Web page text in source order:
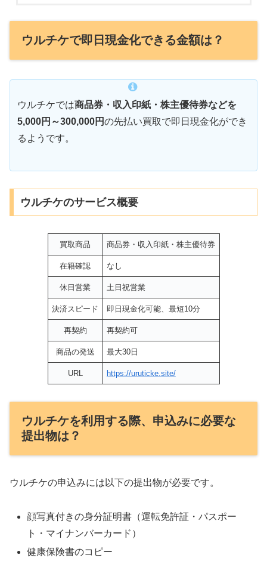
ウルチケで即日現金化できる金額は？
ウルチケでは商品券・収入印紙・株主優待券などを
5,000円～300,000円の先払い買取で即日現金化ができ
るようです。
ウルチケのサービス概要
買取商品 商品券・収入印紙・株主優待券
在籍確認 なし
休日営業 土日祝営業
決済スピード 即日現金化可能、最短10分
再契約 再契約可
商品の発送 最大30日
URL https://uruticke.site/
ウルチケを利用する際、申込みに必要な
提出物は？
ウルチケの申込みには以下の提出物が必要です。
顔写真付きの身分証明書（運転免許証・パスポー
ト・マイナンバーカード）
健康保険書のコピー